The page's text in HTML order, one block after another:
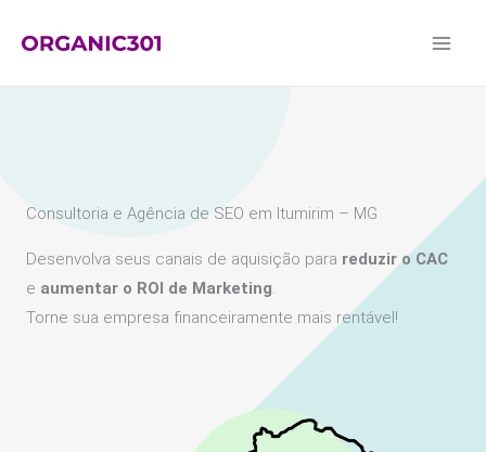
para
Consultoria e Agência de SEO em Itumirim – MG
Desenvolva seus canais de aquisição para reduzir o CAC
e aumentar o ROI de Marketing.
Torne sua empresa financeiramente mais rentável!